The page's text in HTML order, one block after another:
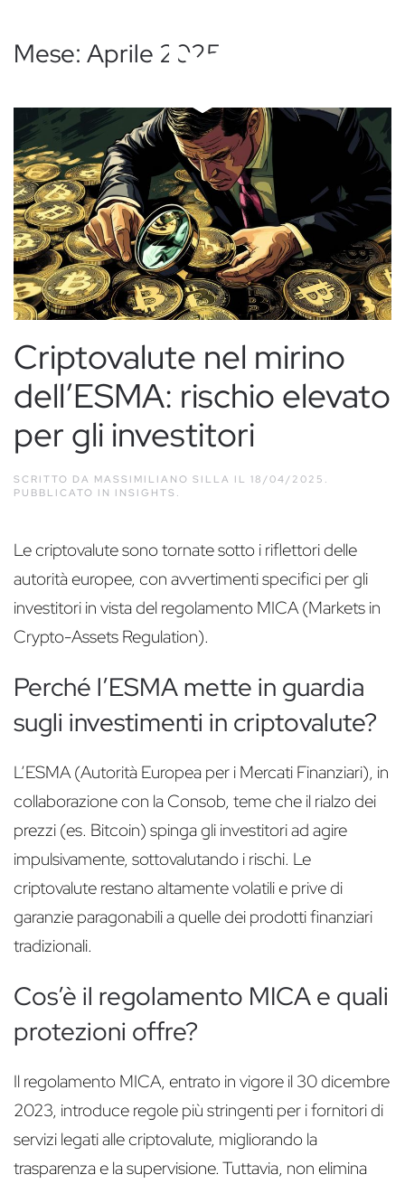
Passa al contenuto principale
Mese: Aprile 2025
Criptovalute nel mirino
dell’ESMA: rischio elevato
per gli investitori
SCRITTO DA MASSIMILIANO SILLA IL 18/04/2025
PUBBLICATO IN INSIGHTS
Le criptovalute sono tornate sotto i riflettori delle
autorità europee, con avvertimenti specifici per gli
investitori in vista del regolamento MICA (Markets in
Crypto-Assets Regulation).
Perché l’ESMA mette in guardia
sugli investimenti in criptovalute?
L’ESMA (Autorità Europea per i Mercati Finanziari), in
collaborazione con la Consob, teme che il rialzo dei
prezzi (es. Bitcoin) spinga gli investitori ad agire
impulsivamente, sottovalutando i rischi. Le
criptovalute restano altamente volatili e prive di
garanzie paragonabili a quelle dei prodotti finanziari
tradizionali.
Cos’è il regolamento MICA e quali
protezioni offre?
Il regolamento MICA, entrato in vigore il 30 dicembre
2023, introduce regole più stringenti per i fornitori di
servizi legati alle criptovalute, migliorando la
trasparenza e la supervisione. Tuttavia, non elimina